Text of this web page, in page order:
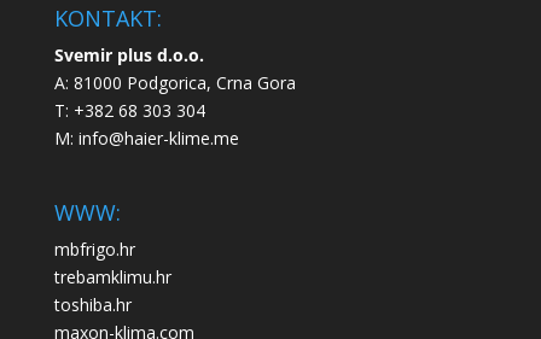
KONTAKT:
Svemir plus d.o.o.
A: 81000 Podgorica, Crna Gora
T: +382 68 303 304
M: info@haier-klime.me
WWW:
mbfrigo.hr
trebamklimu.hr
toshiba.hr
maxon-klima.com